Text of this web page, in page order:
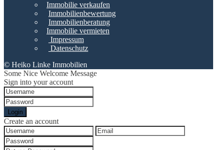
Immobilie verkaufen
Immobilienbewertung
Immobilienberatung
Immobilie vermieten
Impressum
Datenschutz
© Heiko Linke Immobilien
Some Nice Welcome Message
Sign into your account
Login
Create an account